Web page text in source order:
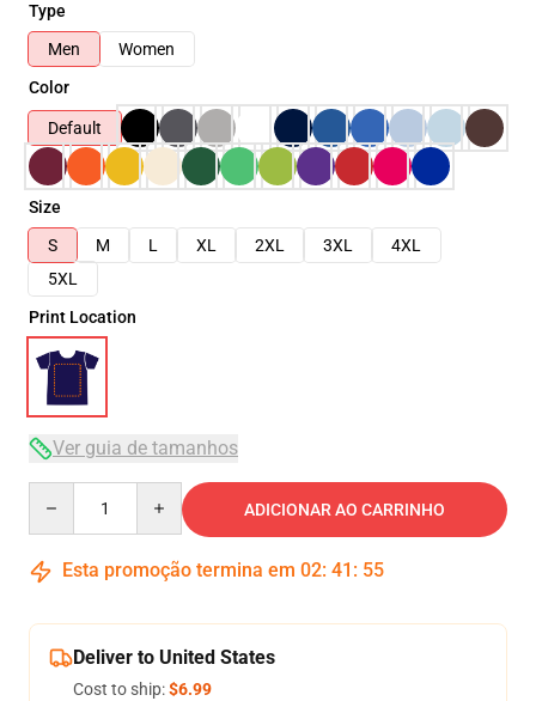
Type
Men
Women
Color
Default
Size
S
M L XL 2XL 3XL
4XL
5XL
Print Location
Ver guia de tamanhos
ADICIONAR AO CARRINHO
Esta promoção termina em 02: 41 : 54
Deliver to United States
Cost to ship:$6.99